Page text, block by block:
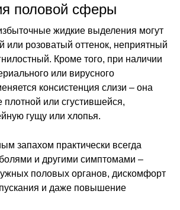
половой сферы
жидкие выделения могут
или розоватый оттенок, неприятный
Кроме того, при наличии
или вирусного
консистенция слизи – она
плотной или сгустившейся,
гущу или хлопья.
запахом практически всегда
и другими симптомами –
половых органов, дискомфорт
и даже повышение